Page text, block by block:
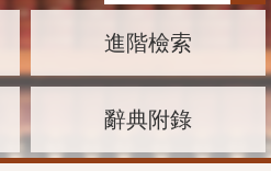
進階檢索
辭典附錄